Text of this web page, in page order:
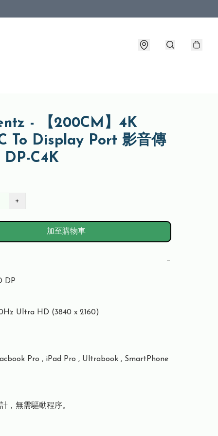
- 【200CM】4K
To Display Port 影音傳
DP-C4K
+
加至購物車
−
DP
Ultra HD (3840 x 2160)
Pro , iPad Pro , Ultrabook , SmartPhone
，無需驅動程序。